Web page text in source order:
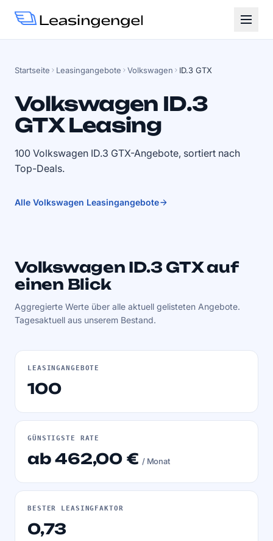
Startseite Leasingangebote Volkswagen ID.3 GTX
Volkswagen ID.3
GTX Leasing
100 Volkswagen ID.3 GTX-Angebote, sortiert nach
Top-Deals.
Alle Volkswagen Leasingangebote
Volkswagen ID.3 GTX auf
einen Blick
Aggregierte Werte über alle aktuell gelisteten Angebote.
Tagesaktuell aus unserem Bestand.
LEASINGANGEBOTE
100
GÜNSTIGSTE RATE
ab 462,00 €/ Monat
BESTER LEASINGFAKTOR
0,73